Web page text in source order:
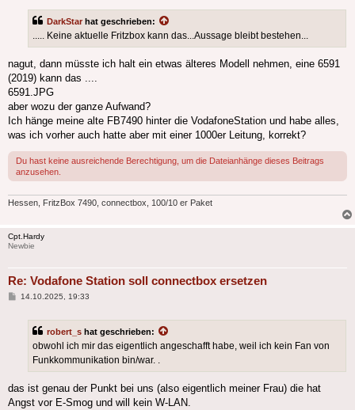
DarkStar hat geschrieben:
..... Keine aktuelle Fritzbox kann das...Aussage bleibt bestehen...
nagut, dann müsste ich halt ein etwas älteres Modell nehmen, eine 6591
(2019) kann das ....
6591.JPG
aber wozu der ganze Aufwand?
Ich hänge meine alte FB7490 hinter die VodafoneStation und habe alles,
was ich vorher auch hatte aber mit einer 1000er Leitung, korrekt?
Du hast keine ausreichende Berechtigung, um die Dateianhänge dieses Beitrags
anzusehen.
Hessen, FritzBox 7490, connectbox, 100/10 er Paket
Cpt.Hardy
Newbie
Re: Vodafone Station soll connectbox ersetzen
Beitrag
14.10.2025, 19:33
robert_s hat geschrieben:
obwohl ich mir das eigentlich angeschafft habe, weil ich kein Fan von
Funkkommunikation bin/war. .
das ist genau der Punkt bei uns (also eigentlich meiner Frau) die hat
Angst vor E-Smog und will kein W-LAN.